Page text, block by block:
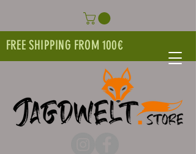
FREE SHIPPING FROM 100€